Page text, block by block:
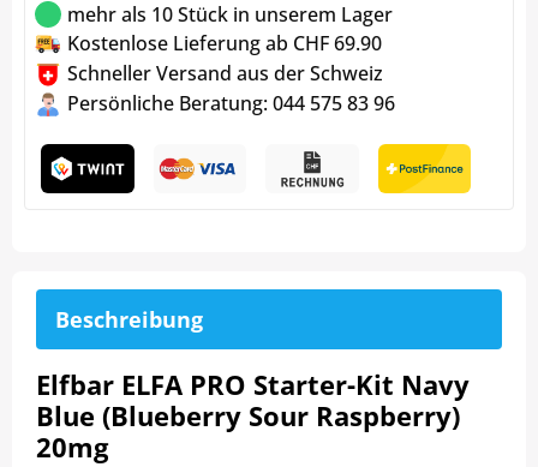
mehr als 10 Stück in unserem Lager
Kostenlose Lieferung ab CHF 69.90
Schneller Versand aus der Schweiz
Persönliche Beratung: 044 575 83 96
Beschreibung
Elfbar ELFA PRO Starter-Kit Navy
Blue (Blueberry Sour Raspberry)
20mg